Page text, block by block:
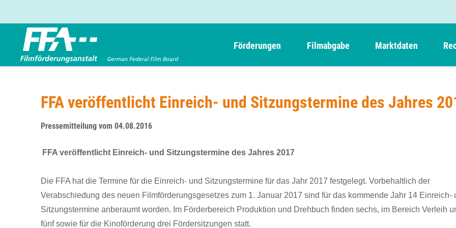
Förderungen
Entwicklungsförderung
Produktionsförderung
Verleihförderung
Folgevorhaben aus BKM-Preismitteln
Eigenkapitalaufstockung
Sonderförderungen nach § 2 FFG
Navigation
überspringen
Einreich- und Sitzungstermine
Webinare
Nachhaltigkeit
Exportbeitrag
Sperrfristen und Verkürzungsmöglichkeiten
Filmabgabe
Filmabgabe von Videoprogrammanbietern
Marktdaten
FFA 2025
Die FFA in Kürze
Gremien
Referendariat
Kurzfilmpreis Short Tiger
German Films und Vision Kino
FFA International
FFA veröffentlicht Einreich- und Sitzungstermine des Jahres
Pressemitteilung vom 04.08.2016
FFA veröffentlicht Einreich- und Sitzungstermine des Jahres 2017
Die FFA hat die Termine für die Einreich- und Sitzungstermine für das Jahr 2017 festgelegt. Vorbehaltlich der
Verabschiedung des neuen Filmförderungsgesetzes zum 1. Januar 2017 sind für das kommende Jahr 14 Einreich-
Sitzungstermine anberaumt worden. Im Förderbereich Produktion und Drehbuch finden sechs, im Bereich Verleih
fünf sowie für die Kinoförderung drei Fördersitzungen statt.
Twitter Mail